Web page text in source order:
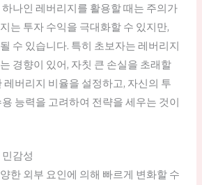
나인 레버리지를 활용할 때는 주의가
는 투자 수익을 극대화할 수 있지만,
수 있습니다. 특히 초보자는 레버리지
경향이 있어, 자칫 큰 손실을 초래할
레버리지 비율을 설정하고, 자신의 투
능력을 고려하여 전략을 세우는 것이
감성
한 외부 요인에 의해 빠르게 변화할 수